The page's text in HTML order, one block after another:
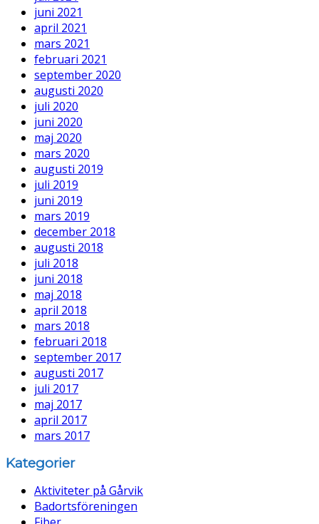
juni 2021
april 2021
mars 2021
februari 2021
september 2020
augusti 2020
juli 2020
juni 2020
maj 2020
mars 2020
augusti 2019
juli 2019
juni 2019
mars 2019
december 2018
augusti 2018
juli 2018
juni 2018
maj 2018
april 2018
mars 2018
februari 2018
september 2017
augusti 2017
juli 2017
maj 2017
april 2017
mars 2017
Kategorier
Aktiviteter på Gårvik
Badortsföreningen